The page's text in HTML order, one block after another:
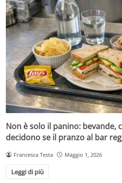
Non è solo il panino: bevande,
decidono se il pranzo al bar
Francesca Testa Maggio 1, 2026
Leggi di più